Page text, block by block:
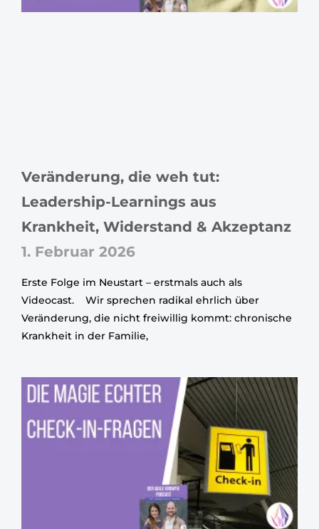
Veränderung, die weh tut:
Leadership-Learnings aus
Krankheit, Widerstand & Akzeptanz
1. Februar 2026
Erste Folge im Neustart – erstmals auch als
Videocast. Wir sprechen radikal ehrlich über
Veränderung, die nicht freiwillig kommt: chronische
Krankheit in der Familie,